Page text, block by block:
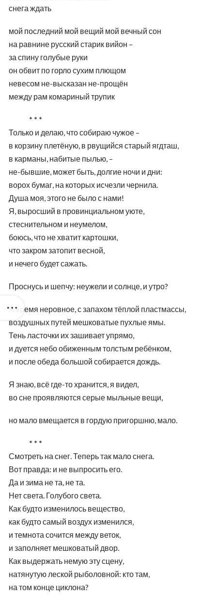
снега ждать
мой последний мой вещий мой вечный сон
на равнине русский старик вийон –
за спину голубые руки
он обвит по горло сухим плющом
невесом не-высказан не-прощён
между рам комариный трупик
* * *
Только и делаю, что собираю чужое –
в корзину плетёную, в рвущийся старый ягдташ,
в карманы, набитые пылью, –
не-бывшие, может быть, долгие ночи и дни:
ворох бумаг, на которых исчезли чернила.
Душа моя, этого не было с нами!
Я, выросший в провинциальном уюте,
стеснительном и неумелом,
боюсь, что не хватит картошки,
что закром затопит весной,
и нечего будет сажать.
Проснусь и шепчу: неужели и солнце, и утро?
А время неровное, с запахом тёплой пластмассы,
воздушных путей мешковатые пухлые ямы.
Тень ласточки их зашивает упрямо,
и дуется небо обиженным толстым ребёнком,
и после обеда большой собирается дождь.
Я знаю, всё где-то хранится, я видел,
во сне проявляются серые мыльные вещи,
но мало вмещается в гордую пригоршню, мало.
* * *
Смотреть на снег. Теперь так мало снега.
Вот правда: и не выпросить его.
Да и зима не та, не та.
Нет света. Голубого света.
Как будто изменилось вещество,
как будто самый воздух изменился,
и темнота сочится между веток,
и заполняет мешковатый двор.
Как выдержать немую эту сцену,
натянутую леской рыболовной: кто там,
на том конце циклона?